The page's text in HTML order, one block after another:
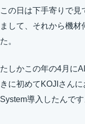
この日は下手寄りで見
まして、それから機
た。
たしかこの年の4月に
きに初めてKOJIさん
System導入したんです